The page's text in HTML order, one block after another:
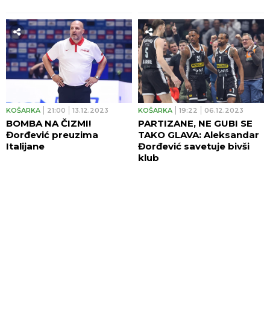
KOŠARKA 21:00 13.12.2023
BOMBA NA ČIZMI!
Đorđević preuzima
Italijane
KOŠARKA 19:22 06.12.2023
PARTIZANE, NE GUBI SE
TAKO GLAVA: Aleksandar
Đorđević savetuje bivši
klub